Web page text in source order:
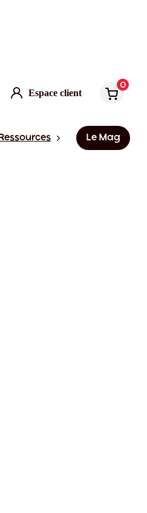
Espace client
0
Le Mag